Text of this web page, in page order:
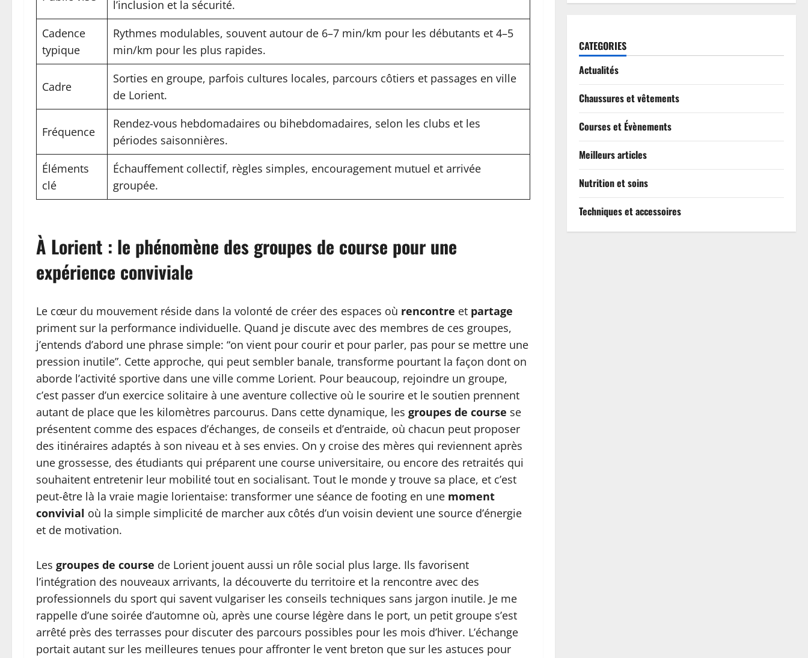
l’inclusion et la sécurité.
Cadence
typique
Rythmes modulables, souvent autour de 6–7 min/km pour les débutants et 4–5
min/km pour les plus rapides.
Cadre
Sorties en groupe, parfois cultures locales, parcours côtiers et passages en ville
de Lorient.
Fréquence
Rendez-vous hebdomadaires ou bihebdomadaires, selon les clubs et les
périodes saisonnières.
Éléments
clé
Échauffement collectif, règles simples, encouragement mutuel et arrivée
groupée.
À Lorient : le phénomène des groupes de course pour une
expérience conviviale
Le cœur du mouvement réside dans la volonté de créer des espaces où rencontre et partage
priment sur la performance individuelle. Quand je discute avec des membres de ces groupes,
j’entends d’abord une phrase simple: “on vient pour courir et pour parler, pas pour se mettre une
pression inutile”. Cette approche, qui peut sembler banale, transforme pourtant la façon dont on
aborde l’activité sportive dans une ville comme Lorient. Pour beaucoup, rejoindre un groupe,
c’est passer d’un exercice solitaire à une aventure collective où le sourire et le soutien prennent
autant de place que les kilomètres parcourus. Dans cette dynamique, les groupes de course se
présentent comme des espaces d’échanges, de conseils et d’entraide, où chacun peut proposer
des itinéraires adaptés à son niveau et à ses envies. On y croise des mères qui reviennent après
une grossesse, des étudiants qui préparent une course universitaire, ou encore des retraités qui
souhaitent entretenir leur mobilité tout en socialisant. Tout le monde y trouve sa place, et c’est
peut-être là la vraie magie lorientaise: transformer une séance de footing en une moment
convivial où la simple simplicité de marcher aux côtés d’un voisin devient une source d’énergie
et de motivation.
Les groupes de course de Lorient jouent aussi un rôle social plus large. Ils favorisent
l’intégration des nouveaux arrivants, la découverte du territoire et la rencontre avec des
professionnels du sport qui savent vulgariser les conseils techniques sans jargon inutile. Je me
rappelle d’une soirée d’automne où, après une course légère dans le port, un petit groupe s’est
arrêté près des terrasses pour discuter des parcours possibles pour les mois d’hiver. L’échange
portait autant sur les meilleures tenues pour affronter le vent breton que sur les astuces pour
CATEGORIES
Actualités
Chaussures et vêtements
Courses et Évènements
Meilleurs articles
Nutrition et soins
Techniques et accessoires